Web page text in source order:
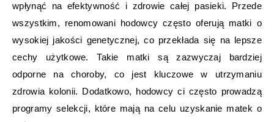
wpłynąć na efektywność i zdrowie całej pasieki. Przede
wszystkim, renomowani hodowcy często oferują matki o
wysokiej jakości genetycznej, co przekłada się na lepsze
cechy użytkowe. Takie matki są zazwyczaj bardziej
odporne na choroby, co jest kluczowe w utrzymaniu
zdrowia kolonii. Dodatkowo, hodowcy ci często prowadzą
programy selekcji, które mają na celu uzyskanie matek o